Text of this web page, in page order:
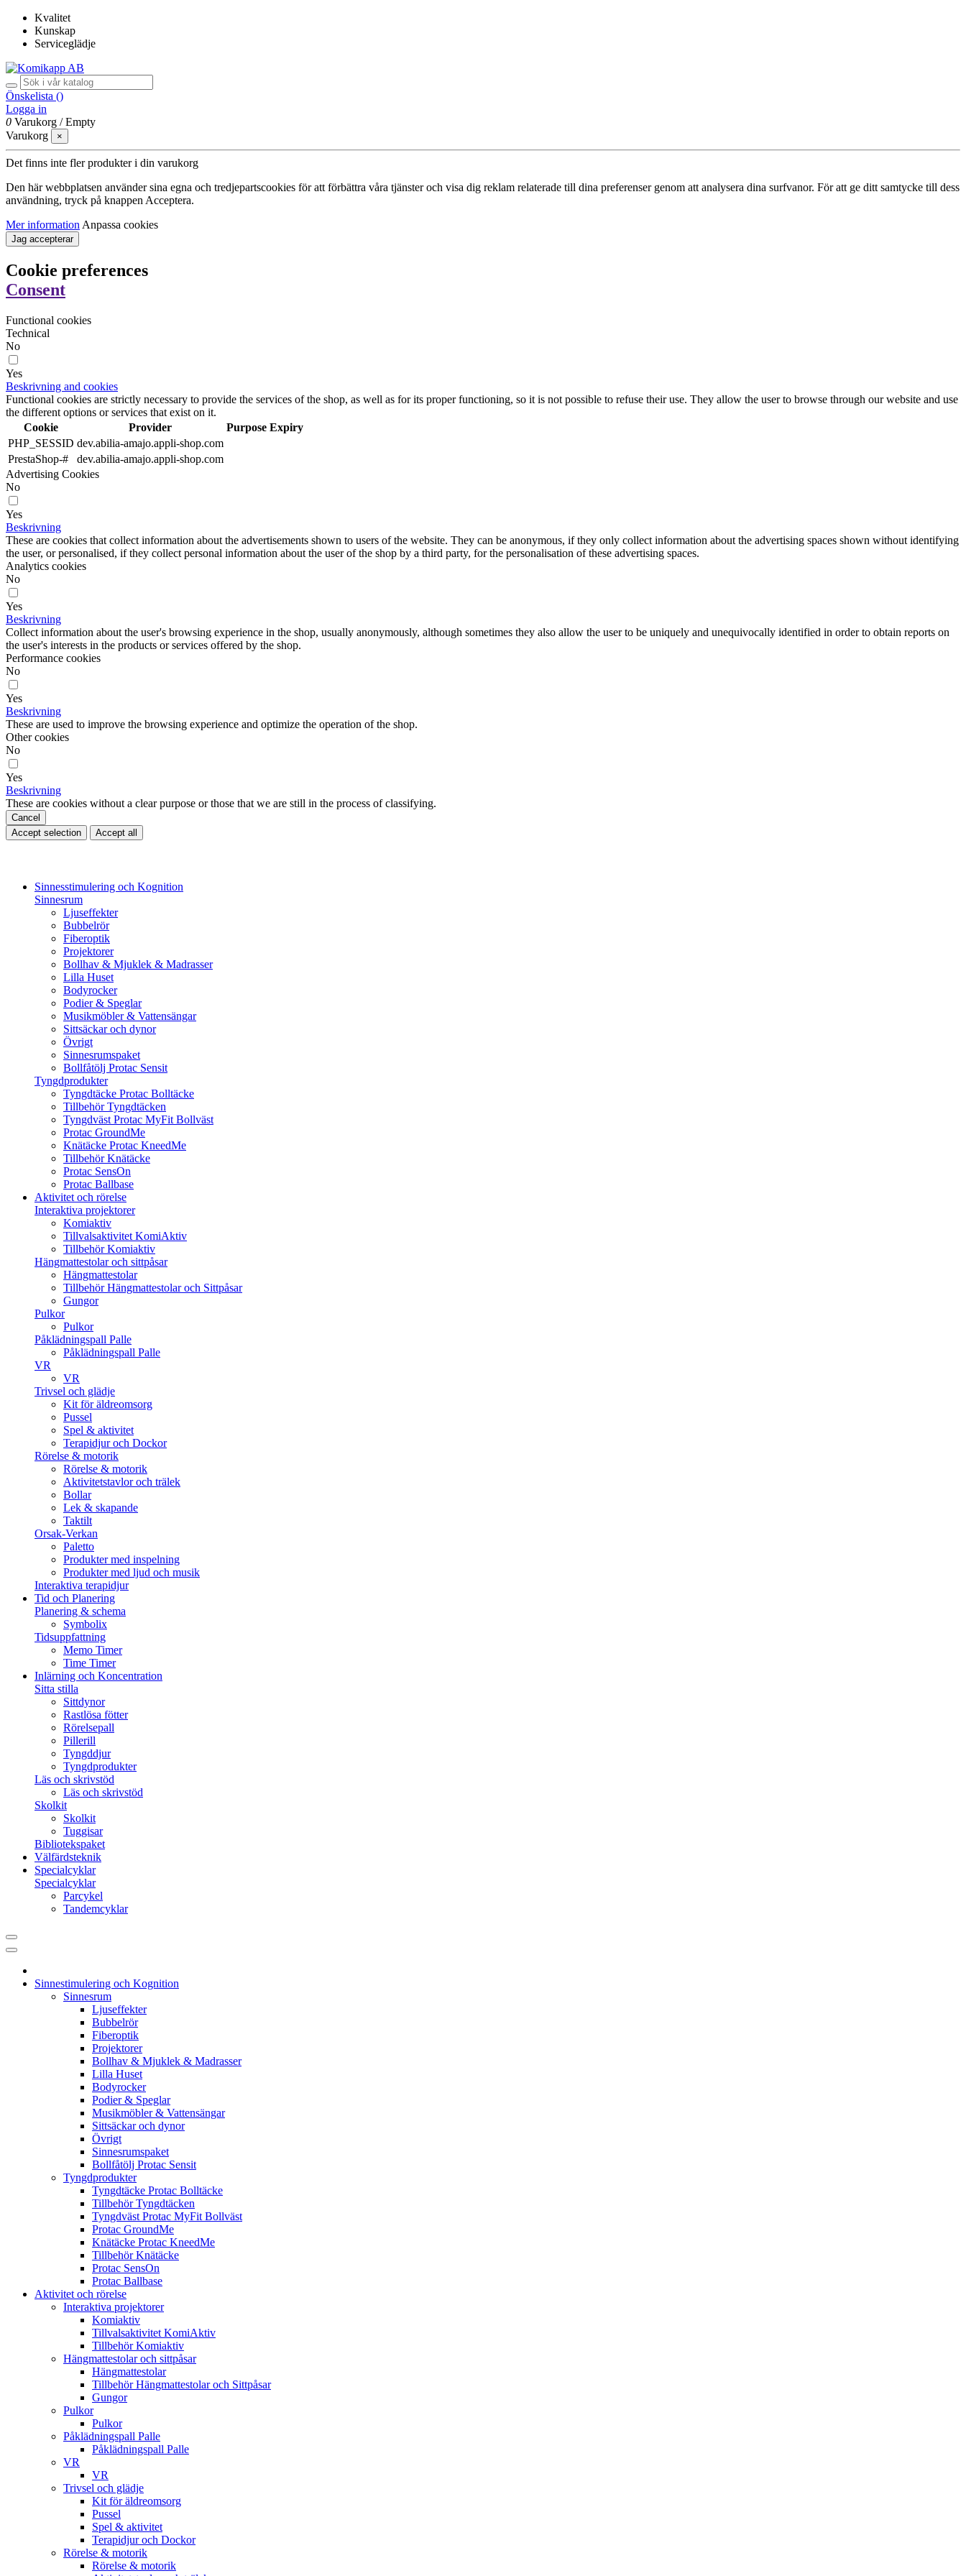
Kvalitet
Kunskap
Serviceglädje
Önskelista ()
Logga in
0 Varukorg /Empty
Varukorg
×
Det finns inte fler produkter i din varukorg
Den här webbplatsen använder sina egna och tredjepartscookies för att förbättra våra tjänster och visa dig reklam relaterade till dina preferenser genom att analysera dina surfvanor. För att ge ditt samtycke till dess
användning, tryck på knappen Acceptera.
Mer information Anpassa cookies
Jag accepterar
Cookie preferences
Consent
Functional cookies
Technical
No
Yes
Beskrivning and cookies
Functional cookies are strictly necessary to provide the services of the shop, as well as for its proper functioning, so it is not possible to refuse their use. They allow the user to browse through our website and use
the different options or services that exist on it.
Cookie
Provider Purpose Expiry
PHP_SESSID dev.abilia-amajo.appli-shop.com
PrestaShop-#
dev.abilia-amajo.appli-shop.com
Advertising Cookies
No
Yes
Beskrivning
These are cookies that collect information about the advertisements shown to users of the website. They can be anonymous, if they only collect information about the advertising spaces shown without identifying
the user, or personalised, if they collect personal information about the user of the shop by a third party, for the personalisation of these advertising spaces.
Analytics cookies
No
Yes
Beskrivning
Collect information about the user's browsing experience in the shop, usually anonymously, although sometimes they also allow the user to be uniquely and unequivocally identified in order to obtain reports on
the user's interests in the products or services offered by the shop.
Performance cookies
No
Yes
Beskrivning
These are used to improve the browsing experience and optimize the operation of the shop.
Other cookies
No
Yes
Beskrivning
These are cookies without a clear purpose or those that we are still in the process of classifying.
Cancel
Accept selection
Accept all
Sinnesstimulering och Kognition
Sinnesrum
Ljuseffekter
Bubbelrör
Fiberoptik
Projektorer
Bollhav & Mjuklek & Madrasser
Lilla Huset
Bodyrocker
Podier & Speglar
Musikmöbler & Vattensängar
Sittsäckar och dynor
Övrigt
Sinnesrumspaket
Bollfåtölj Protac Sensit
Tyngdprodukter
Tyngdtäcke Protac Bolltäcke
Tillbehör Tyngdtäcken
Tyngdväst Protac MyFit Bollväst
Protac GroundMe
Knätäcke Protac KneedMe
Tillbehör Knätäcke
Protac SensOn
Protac Ballbase
Aktivitet och rörelse
Interaktiva projektorer
Komiaktiv
Tillvalsaktivitet KomiAktiv
Tillbehör Komiaktiv
Hängmattestolar och sittpåsar
Hängmattestolar
Tillbehör Hängmattestolar och Sittpåsar
Gungor
Pulkor
Pulkor
Påklädningspall Palle
Påklädningspall Palle
VR
VR
Trivsel och glädje
Kit för äldreomsorg
Pussel
Spel & aktivitet
Terapidjur och Dockor
Rörelse & motorik
Rörelse & motorik
Aktivitetstavlor och trälek
Bollar
Lek & skapande
Taktilt
Orsak-Verkan
Paletto
Produkter med inspelning
Produkter med ljud och musik
Interaktiva terapidjur
Tid och Planering
Planering & schema
Symbolix
Tidsuppfattning
Memo Timer
Time Timer
Inlärning och Koncentration
Sitta stilla
Sittdynor
Rastlösa fötter
Rörelsepall
Pillerill
Tyngddjur
Tyngdprodukter
Läs och skrivstöd
Läs och skrivstöd
Skolkit
Skolkit
Tuggisar
Bibliotekspaket
Välfärdsteknik
Specialcyklar
Specialcyklar
Parcykel
Tandemcyklar
Sinnestimulering och Kognition
Sinnesrum
Ljuseffekter
Bubbelrör
Fiberoptik
Projektorer
Bollhav & Mjuklek & Madrasser
Lilla Huset
Bodyrocker
Podier & Speglar
Musikmöbler & Vattensängar
Sittsäckar och dynor
Övrigt
Sinnesrumspaket
Bollfåtölj Protac Sensit
Tyngdprodukter
Tyngdtäcke Protac Bolltäcke
Tillbehör Tyngdtäcken
Tyngdväst Protac MyFit Bollväst
Protac GroundMe
Knätäcke Protac KneedMe
Tillbehör Knätäcke
Protac SensOn
Protac Ballbase
Aktivitet och rörelse
Interaktiva projektorer
Komiaktiv
Tillvalsaktivitet KomiAktiv
Tillbehör Komiaktiv
Hängmattestolar och sittpåsar
Hängmattestolar
Tillbehör Hängmattestolar och Sittpåsar
Gungor
Pulkor
Pulkor
Påklädningspall Palle
Påklädningspall Palle
VR
VR
Trivsel och glädje
Kit för äldreomsorg
Pussel
Spel & aktivitet
Terapidjur och Dockor
Rörelse & motorik
Rörelse & motorik